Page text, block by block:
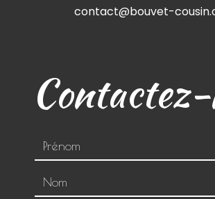
contact@bouvet-